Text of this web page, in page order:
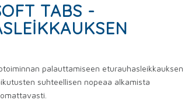
TABS -
palauttamiseen eturauhasleikkauksen
suhteellisen nopeaa alkamista